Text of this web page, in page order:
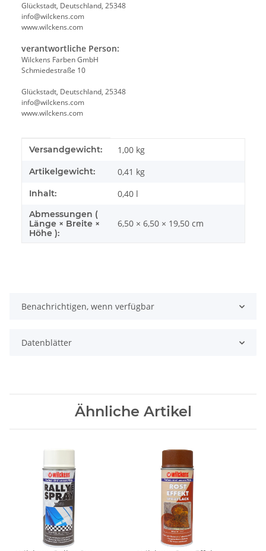
Glückstadt, Deutschland, 25348
info@wilckens.com
www.wilckens.com
verantwortliche Person:
Wilckens Farben GmbH
Schmiedestraße 10
Glückstadt, Deutschland, 25348
info@wilckens.com
www.wilckens.com
Produkteigenschaft
Wert
Versandgewicht: 1,00 kg
Artikelgewicht: 0,41 kg
Inhalt: 0,40 l
Abmessungen (
Länge × Breite ×
Höhe ):
6,50 × 6,50 × 19,50 cm
Benachrichtigen, wenn verfügbar
Datenblätter
Ähnliche Artikel